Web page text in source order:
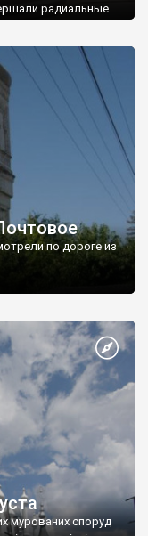
радиальные
по дороге из
мурованих споруд